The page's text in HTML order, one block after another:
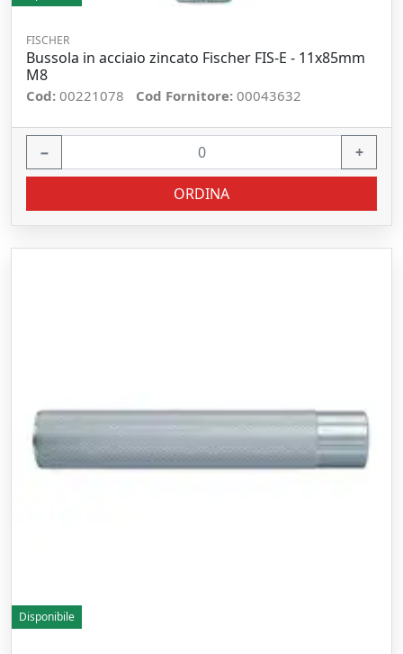
FISCHER
Bussola in acciaio zincato Fischer FIS-E - 11x85mm
M8
Cod: 00221078 Cod Fornitore: 00043632
− +
ORDINA
Disponibile